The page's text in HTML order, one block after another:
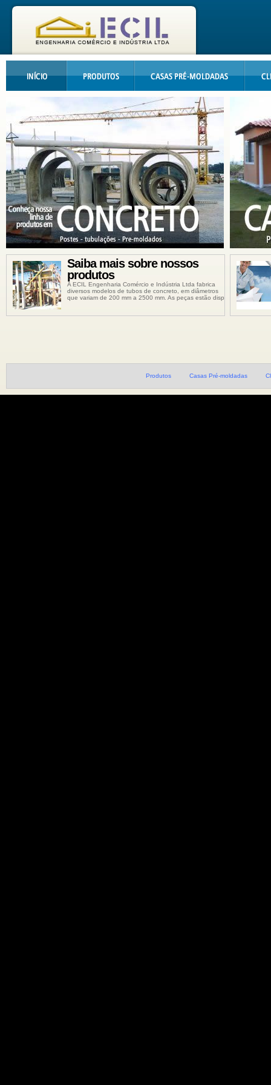
Saiba mais sobre nossos
produtos
A ECIL Engenharia Comércio e Indústria Ltda fabrica
diversos modelos de tubos de concreto, em diâmetros
que variam de 200 mm a 2500 mm. As peças estão disp
Produtos Casas Pré-moldadas